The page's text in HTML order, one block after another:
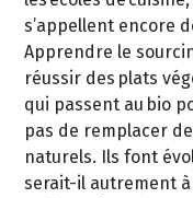
s’appellent encore
Apprendre le
réussir des plats
qui passent au bio
pas de remplacer
naturels. Ils font
serait-il autrement à